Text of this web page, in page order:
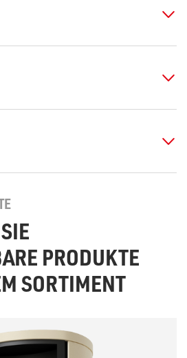
PRODUKTE
SORTIMENT